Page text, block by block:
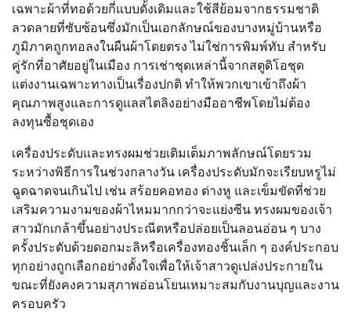
เฉพาะผ้าที่ทอด้วยกี่แบบดั้งเดิมและใช้สีย้อมจากธรรมชาติ
ลวดลายที่ซับซ้อนซึ่งมักเป็นเอกลักษณ์ของบางหมู่บ้านหรือ
ภูมิภาคถูกทอลงในผืนผ้าโดยตรง ไม่ใช่การพิมพ์ทับ สำหรับ
คู่รักที่อาศัยอยู่ในเมือง การเช่าชุดเหล่านี้จากสตูดิโอชุด
แต่งงานเฉพาะทางเป็นเรื่องปกติ ทำให้พวกเขาเข้าถึงผ้า
คุณภาพสูงและการดูแลสไตลิงอย่างมืออาชีพโดยไม่ต้อง
ลงทุนซื้อชุดเอง
เครื่องประดับและทรงผมช่วยเติมเต็มภาพลักษณ์โดยรวม
ระหว่างพิธีการในช่วงกลางวัน เครื่องประดับมักจะเรียบหรูไม่
ฉูดฉาดจนเกินไป เช่น สร้อยคอทอง ต่างหู และเข็มขัดที่ช่วย
เสริมความงามของผ้าไหมมากกว่าจะแย่งซีน ทรงผมของเจ้า
สาวมักเกล้าขึ้นอย่างประณีตหรือปล่อยเป็นลอนอ่อน ๆ บาง
ครั้งประดับด้วยดอกมะลิหรือเครื่องทองชิ้นเล็ก ๆ องค์ประกอบ
ทุกอย่างถูกเลือกอย่างตั้งใจเพื่อให้เจ้าสาวดูเปล่งประกายใน
ขณะที่ยังคงความสุภาพอ่อนโยนเหมาะสมกับงานบุญและงาน
ครอบครัว